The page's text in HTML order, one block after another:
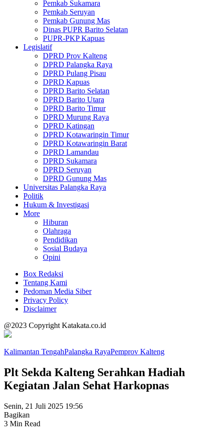
Pemkab Sukamara
Pemkab Seruyan
Pemkab Gunung Mas
Dinas PUPR Barito Selatan
PUPR-PKP Kapuas
Legislatif
DPRD Prov Kalteng
DPRD Palangka Raya
DPRD Pulang Pisau
DPRD Kapuas
DPRD Barito Selatan
DPRD Barito Utara
DPRD Barito Timur
DPRD Murung Raya
DPRD Katingan
DPRD Kotawaringin Timur
DPRD Kotawaringin Barat
DPRD Lamandau
DPRD Sukamara
DPRD Seruyan
DPRD Gunung Mas
Universitas Palangka Raya
Politik
Hukum & Investigasi
More
Hiburan
Olahraga
Pendidikan
Sosial Budaya
Opini
Box Redaksi
Tentang Kami
Pedoman Media Siber
Privacy Policy
Disclaimer
@2023 Copyright Katakata.co.id
Kalimantan TengahPalangka RayaPemprov Kalteng
Plt Sekda Kalteng Serahkan Hadiah
Kegiatan Jalan Sehat Harkopnas
Senin, 21 Juli 2025 19:56
Bagikan
3 Min Read